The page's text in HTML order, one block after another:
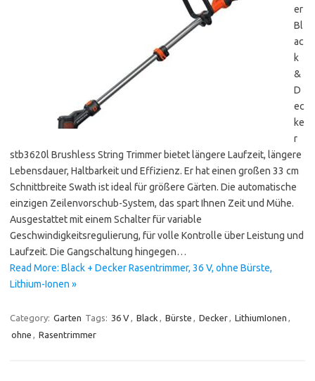
er
Bl
ac
k
&
D
ec
ke
r
stb3620l Brushless String Trimmer bietet längere Laufzeit, längere
Lebensdauer, Haltbarkeit und Effizienz. Er hat einen großen 33 cm
Schnittbreite Swath ist ideal für größere Gärten. Die automatische
einzigen Zeilenvorschub-System, das spart Ihnen Zeit und Mühe.
Ausgestattet mit einem Schalter für variable
Geschwindigkeitsregulierung, für volle Kontrolle über Leistung und
Laufzeit. Die Gangschaltung hingegen…
Read More: Black + Decker Rasentrimmer, 36 V, ohne Bürste,
Lithium-Ionen »
Category: Garten Tags: 36 V, Black , Bürste , Decker, LithiumIonen ,
ohne , Rasentrimmer